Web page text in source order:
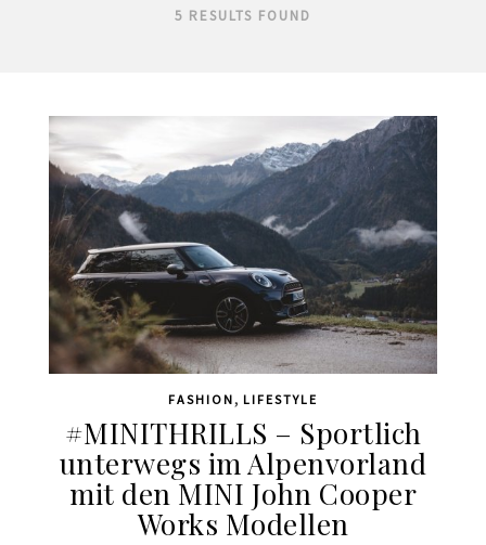
5 RESULTS FOUND
FASHION, LIFESTYLE
#MINITHRILLS – Sportlich
unterwegs im Alpenvorland
mit den MINI John Cooper
Works Modellen